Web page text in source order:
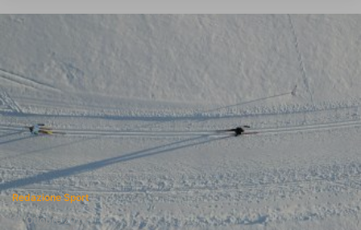
Redazione Sport
19 Ottobre 2025